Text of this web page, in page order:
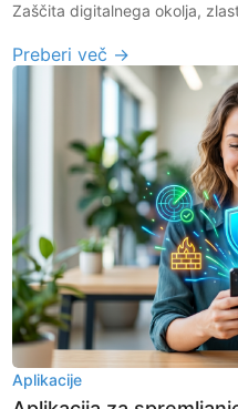
Zaščita digitalnega okolja,
Preberi več →
Aplikacije